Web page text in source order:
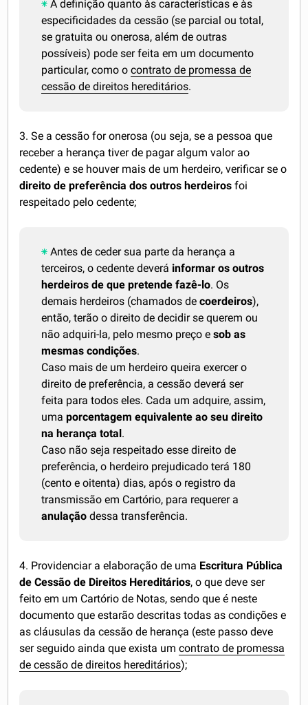
A definição quanto às características e às
especificidades da cessão (se parcial ou total,
se gratuita ou onerosa, além de outras
possíveis) pode ser feita em um documento
particular, como ocontrato de promessa de
cessão de direitos hereditários.
3. Se a cessão for onerosa (ou seja, se a pessoa que
receber a herança tiver de pagar algum valor ao
cedente) e se houver mais de um herdeiro, verificar se o
direito de preferência dos outros herdeiros foi
respeitado pelo cedente;
Antes de ceder sua parte da herança a
terceiros, o cedente deverá informar os outros
herdeiros de que pretende fazê-lo. Os
demais herdeiros (chamados decoerdeiros),
então, terão o direito de decidir se querem ou
não adquiri-la, pelo mesmo preço esob as
mesmas condições.
Caso mais de um herdeiro queira exercer o
direito de preferência, a cessão deverá ser
feita para todos eles. Cada um adquire, assim,
umaporcentagem equivalente ao seu direito
na herança total .
Caso não seja respeitado esse direito de
preferência, o herdeiro prejudicado terá 180
(cento e oitenta) dias, após o registro da
transmissão em Cartório, para requerer a
anulação dessa transferência.
4. Providenciar a elaboração de uma Escritura Pública
de Cessão de Direitos Hereditários, o que deve ser
feito em um Cartório de Notas, sendo que é neste
documento que estarão descritas todas as condições e
as cláusulas da cessão de herança (este passo deve
ser seguido ainda que exista umcontrato de promessa
de cessão de direitos hereditários);